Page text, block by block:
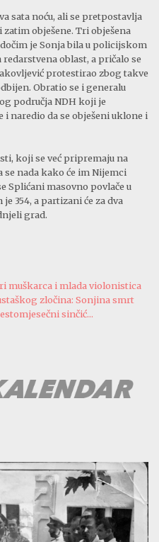
sata noću, ali se pretpostavlja
zatim obješene. Tri obješena
je Sonja bila u policijskom
oblast, a pričalo se
protestirao zbog takve
Obratio se i generalu
područja NDH koji je
naredio da se obješeni uklone i
koji se već pripremaju na
se nada kako će im Nijemci
Splićani masovno povlače u
354, a partizani će za dva
grad.
muškarca i mlada violonistica
zločina: Sonjina smrt
sinčić...